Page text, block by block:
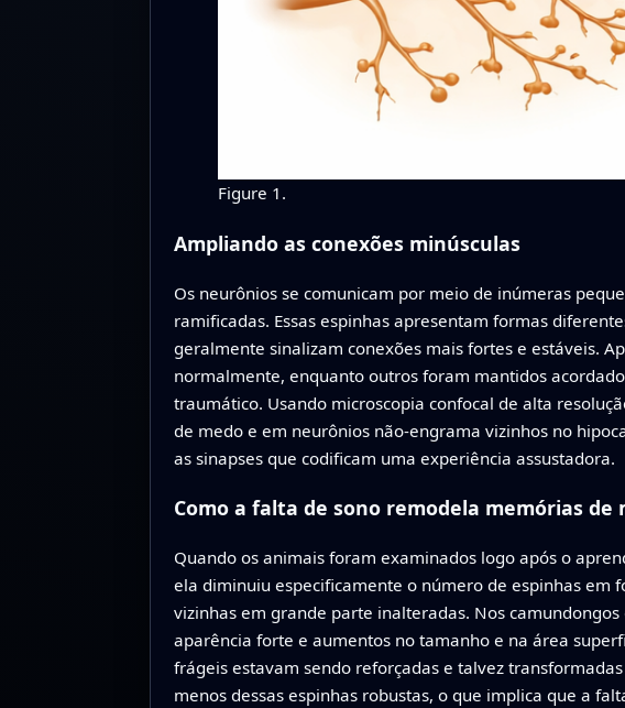
Figure 1.
Ampliando as conexões minúsculas
Os neurônios se comunicam por meio de inúmeras
ramificadas. Essas espinhas apresentam formas
geralmente sinalizam conexões mais fortes e estáveis.
normalmente, enquanto outros foram mantidos
traumático. Usando microscopia confocal de alta
de medo e em neurônios não‑engrama vizinhos no
as sinapses que codificam uma experiência assustadora.
Como a falta de sono remodela memórias de
Quando os animais foram examinados logo após o
ela diminuiu especificamente o número de espinhas em
vizinhas em grande parte inalteradas. Nos
aparência forte e aumentos no tamanho e na área
frágeis estavam sendo reforçadas e talvez
menos dessas espinhas robustas, o que implica que a